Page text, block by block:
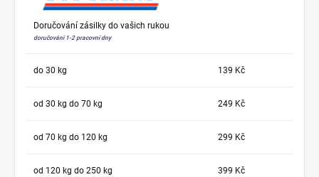
Doručování zásilky do vašich rukou
doručování 1-2 pracovní dny
do 30 kg 139 Kč
od 30 kg do 70 kg 249 Kč
od 70 kg do 120 kg 299 Kč
od 120 kg do 250 kg 399 Kč